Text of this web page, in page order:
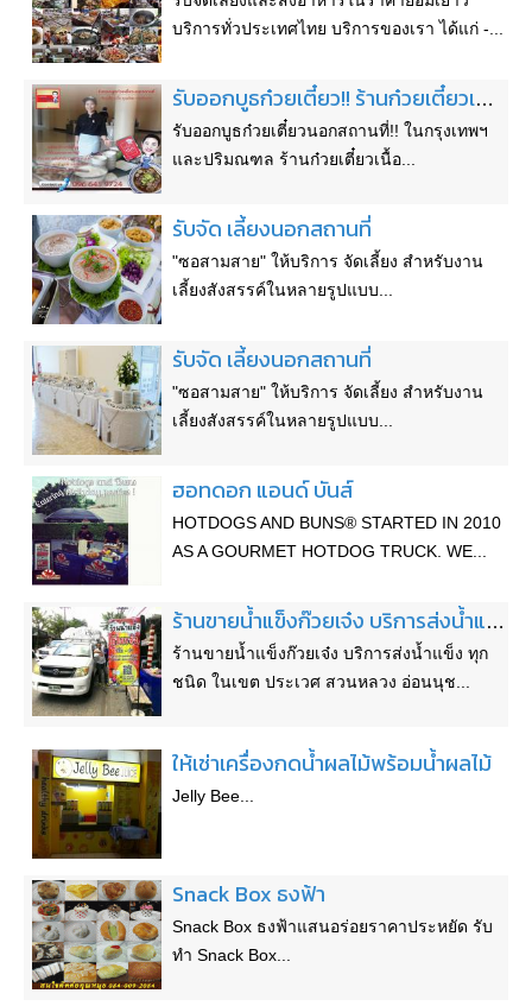
บริการทั่วประเทศไทย บริการของเรา ได้แก่ -...
รับออกบูธก๋วยเตี๋ยว!! ร้านก๋วยเตี๋ยวเนื้อคุณอ้อมรามอินทราที่มีชื่อเสียง
รับออกบูธก๋วยเตี๋ยวนอกสถานที่!! ในกรุงเทพฯ
และปริมณฑล ร้านก๋วยเตี๋ยวเนื้อ...
รับจัด เลี้ยงนอกสถานที่
"ซอสามสาย" ให้บริการ จัดเลี้ยง สำหรับงาน
เลี้ยงสังสรรค์ในหลายรูปแบบ...
รับจัด เลี้ยงนอกสถานที่
"ซอสามสาย" ให้บริการ จัดเลี้ยง สำหรับงาน
เลี้ยงสังสรรค์ในหลายรูปแบบ...
ฮอทดอก แอนด์ บันส์
HOTDOGS AND BUNS® STARTED IN 2010
AS A GOURMET HOTDOG TRUCK. WE...
ร้านขายน้ำแข็งก๊วยเจ๋ง บริการส่งน้ำแข็ง ทุกชนิดในเขต ประเวศ สวนหลวง อ่อนนุช อุดมสุข ศรีนครินทร์ บางนา
ร้านขายน้ำแข็งก๊วยเจ๋ง บริการส่งน้ำแข็ง ทุก
ชนิด ในเขต ประเวศ สวนหลวง อ่อนนุช...
ให้เช่าเครื่องกดน้ำผลไม้พร้อมน้ำผลไม้
Jelly Bee...
Snack Box ธงฟ้า
Snack Box ธงฟ้าแสนอร่อยราคาประหยัด รับ
ทำ Snack Box...